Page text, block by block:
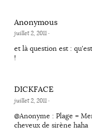
Anonymous
juillet 2, 2011·
et là question est :
!
DICKFACE
juillet 2, 2011·
@Anonyme : Plage =
cheveux de sirène haha